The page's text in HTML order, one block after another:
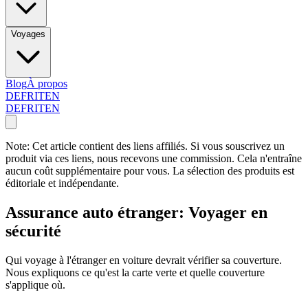
Voyages
BlogÀ propos
DEFRITEN
DEFRITEN
Note: Cet article contient des liens affiliés. Si vous souscrivez un
produit via ces liens, nous recevons une commission. Cela n'entraîne
aucun coût supplémentaire pour vous. La sélection des produits est
éditoriale et indépendante.
Assurance auto étranger: Voyager en
sécurité
Qui voyage à l'étranger en voiture devrait vérifier sa couverture.
Nous expliquons ce qu'est la carte verte et quelle couverture
s'applique où.